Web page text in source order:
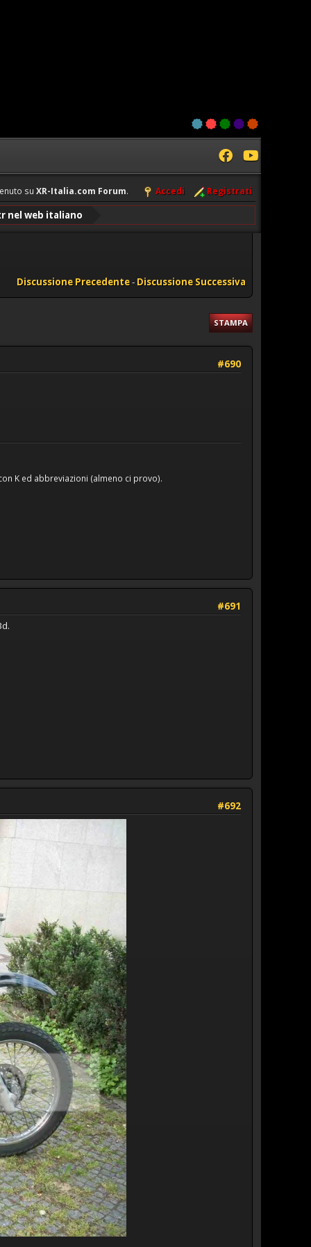
su XR-Italia.com Forum. Accedi Registrati
nel web italiano
Discussione Precedente- Discussione Successiva
STAMPA
#690
K ed abbreviazioni (almeno ci provo).
#691
#692